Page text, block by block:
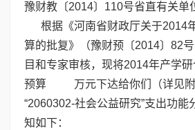
豫财教〔2014〕110号省直有关单
根据《河南省财政厅关于2014
算的批复》（豫财预〔2014〕82
目和专家审核，现将2014年产学
预算 万元下达给你们（详见附
“2060302-社会公益研究”支出功能
知如下：